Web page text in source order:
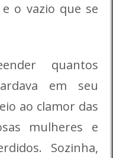
o vazio que se
quantos
em seu
ao clamor das
mulheres e
Sozinha,